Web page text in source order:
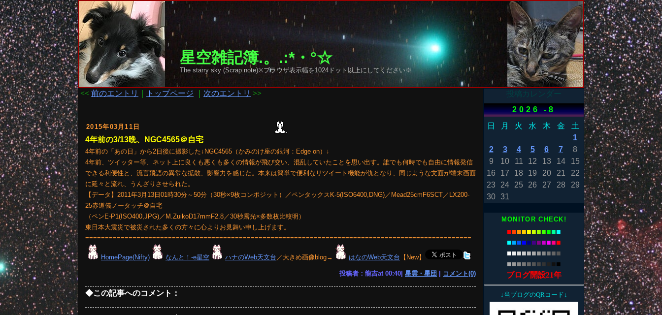
星空雑記簿.。.:*・°☆
The starry sky (Scrap note)※ブラウザ表示幅を1024ドット以上にしてください※
<< 前のエントリ トップページ 次のエントリ >>
2015年03月11日
4年前の3/13晩、NGC4565＠自宅
4年前の「あの日」から2日後に撮影した↓NGC4565（かみのけ座の銀河：Edge on）↓
4年前、ツイッター等、ネット上に良くも悪くも多くの情報が飛び交い、混乱していたことを思い出す。誰でも何時でも自由に情報発信
できる利便性と、流言飛語の異常な拡散、影響力を感じた。本来は簡単で便利なリツイート機能が仇となり、同じような文面が端末画面
に延々と流れ、うんざりさせられた。
【データ】2011年3月13日01時30分～50分（30秒×9枚コンポジット）／ペンタックスK-5(ISO6400,DNG)／Mead25cmF6SCT／LX200-
25赤道儀ノータッチ＠自宅
（ペンE-P1(ISO400,JPG)／M.ZuikoD17mmF2.8／30秒露光×多数枚比較明）
東日本大震災で被災された多くの方々に心よりお見舞い申し上げます。
==================================================================================================
HomePage(Nifty) なんと！-e星空 ハナのWeb天文台 ／大きめ画像blog→ はなのWeb天文台 【New】
投稿者：龍吉at 00:40| 星雲・星団 コメント(0)
◆この記事へのコメント：
投稿カレンダー
2026 -8
日
月 火 水 木 金
土
1
2
3 4 5 6 7
8
9
10 11 12 13 14
15
16
17 18 19 20 21
22
23
24 25 26 27 28
29
30 31
MONITOR CHECK!
■■■■■■■■■■■
■■■■■■■■■■■
■■■■■■■■■■■
■■■■■■■■ ■■
ブログ開設21年
↓当ブログのQRコード↓